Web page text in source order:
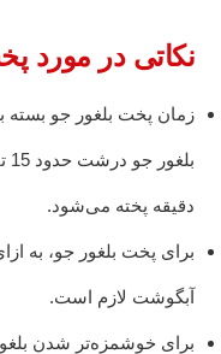
نکاتی در مورد
زمان پخت بلغور جو
دقیقه پخته می‌شود.
برای پخت بلغور جو، به
آبگوشت لازم است.
برای خوشمزه‌تر شدن